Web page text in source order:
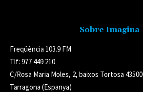
Sobre Imagina
Freqüència 103.9 FM
Tlf: 977 449 210
C/Rosa Maria Moles, 2, baixos Tortosa 43500
Tarragona (Espanya)